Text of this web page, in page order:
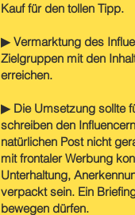
Kauf für den tollen Tipp.
▶ Vermarktung des
Zielgruppen mit den
erreichen.
▶ Die Umsetzung sollte
schreiben den
natürlichen Post nicht
mit frontaler Werbung
Unterhaltung,
verpackt sein. Ein
bewegen dürfen.